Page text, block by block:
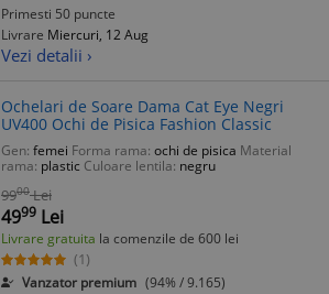
Primesti 50 puncte
Livrare Miercuri, 12 Aug
Vezi detalii ›
Ochelari de Soare Dama Cat Eye Negri
UV400 Ochi de Pisica Fashion Classic
Gen: femei Forma rama: ochi de pisica Material
rama: plastic Culoare lentila: negru
9900 Lei
4999 Lei
Livrare gratuita la comenzile de 600 lei
(1)
Vanzator premium (94% / 9.165)